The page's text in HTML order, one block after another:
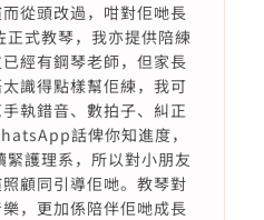
從頭改過，咁對佢哋長
正式教琴，我亦提供陪練
經有鋼琴老師，但家長
識得點樣幫佢練，我可
執錯音、數拍子、糾正
話俾你知進度，
護理系，所以對小朋友
顧同引導佢哋。教琴對
，更加係陪伴佢哋成長